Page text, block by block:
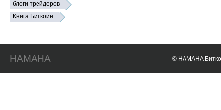
блоги трейдеров
Книга Биткоин
HAMAHA © HAMAHA